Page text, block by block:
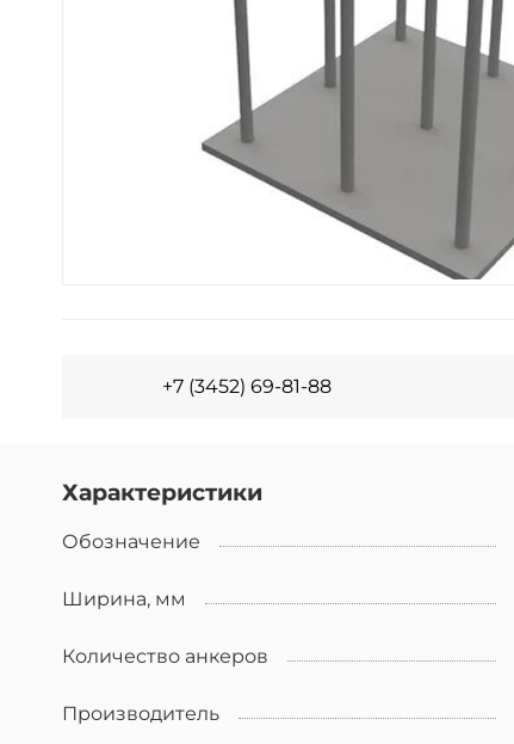
+7 (3452) 69-81-88
Характеристики
Обозначение
Ширина, мм
Количество анкеров
Производитель